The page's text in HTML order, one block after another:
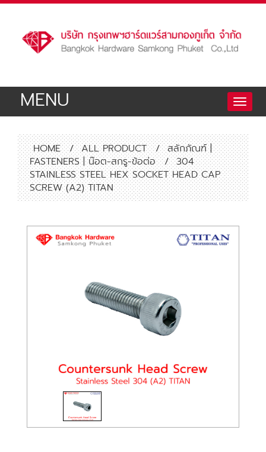
Toggle
MENU
HOME / ALL PRODUCT / สลักภัณฑ์ |
FASTENERS | น๊อต-สกรู-ข้อต่อ
/ 304
STAINLESS STEEL HEX SOCKET HEAD CAP
SCREW (A2) TITAN